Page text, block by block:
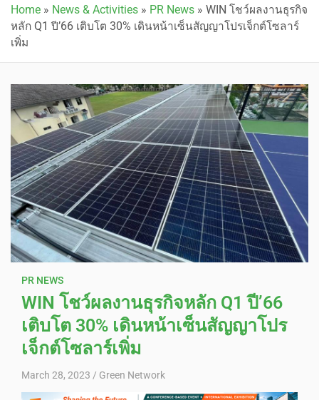
Home » News & Activities » PR News » WIN โชว์ผลงานธุรกิจ
หลัก Q1 ปี’66 เติบโต 30% เดินหน้าเซ็นสัญญาโปรเจ็กต์โซลาร์
เพิ่ม
PR NEWS
WIN โชว์ผลงานธุรกิจหลัก Q1 ปี’66
เติบโต 30% เดินหน้าเซ็นสัญญาโปร
เจ็กต์โซลาร์เพิ่ม
March 28, 2023 Green Network